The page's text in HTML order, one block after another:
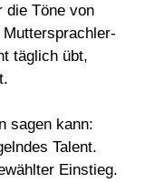
die Töne von
täglich übt,
sagen kann:
Talent.
Einstieg.